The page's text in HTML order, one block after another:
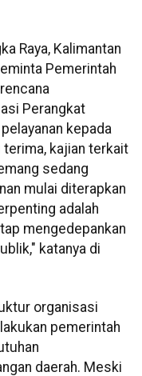
Raya, Kalimantan
Pemerintah
Perangkat
kepada
kajian terkait
sedang
mulai diterapkan
adalah
mengedepankan
katanya di
organisasi
pemerintah
daerah. Meski